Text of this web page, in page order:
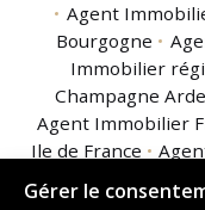
Gérer le
Agent
Bourgogne
Immobilier
Champagne
Agent Immobilier
Ile de France
Agent